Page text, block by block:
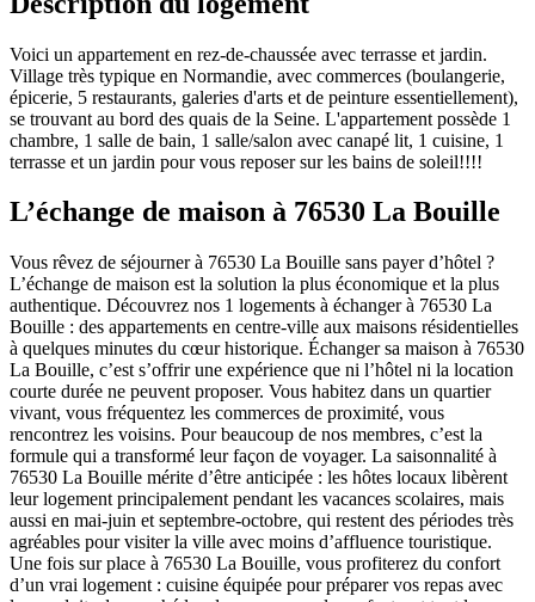
Voici un appartement en rez-de-chaussée avec terrasse et jardin.
Village très typique en Normandie, avec commerces (boulangerie,
épicerie, 5 restaurants, galeries d'arts et de peinture essentiellement),
se trouvant au bord des quais de la Seine. L'appartement possède 1
chambre, 1 salle de bain, 1 salle/salon avec canapé lit, 1 cuisine, 1
terrasse et un jardin pour vous reposer sur les bains de soleil!!!!
L’échange de maison à 76530 La Bouille
Vous rêvez de séjourner à 76530 La Bouille sans payer d’hôtel ?
L’échange de maison est la solution la plus économique et la plus
authentique. Découvrez nos 1 logements à échanger à 76530 La
Bouille : des appartements en centre-ville aux maisons résidentielles
à quelques minutes du cœur historique. Échanger sa maison à 76530
La Bouille, c’est s’offrir une expérience que ni l’hôtel ni la location
courte durée ne peuvent proposer. Vous habitez dans un quartier
vivant, vous fréquentez les commerces de proximité, vous
rencontrez les voisins. Pour beaucoup de nos membres, c’est la
formule qui a transformé leur façon de voyager. La saisonnalité à
76530 La Bouille mérite d’être anticipée : les hôtes locaux libèrent
leur logement principalement pendant les vacances scolaires, mais
aussi en mai-juin et septembre-octobre, qui restent des périodes très
agréables pour visiter la ville avec moins d’affluence touristique.
Une fois sur place à 76530 La Bouille, vous profiterez du confort
d’un vrai logement : cuisine équipée pour préparer vos repas avec